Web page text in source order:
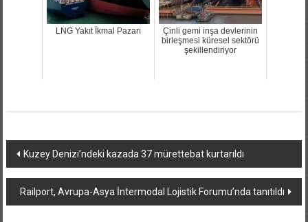
LNG Yakıt İkmal Pazarı
Çinli gemi inşa devlerinin
birleşmesi küresel sektörü
şekillendiriyor
Yazı
dolaşımı
Kuzey Denizi’ndeki kazada 37 mürettebat kurtarıldı
Railport, Avrupa-Asya İntermodal Lojistik Forumu’nda tanıtıldı